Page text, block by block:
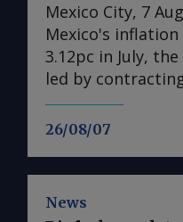
26/08/07
Mexico City, 7
Mexico's
3.12pc in July,
led by
and easing in
consumer price
according to
News